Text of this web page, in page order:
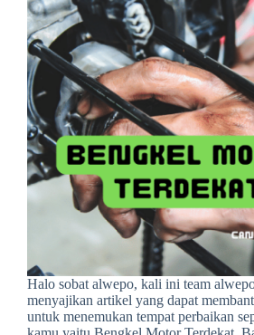
Halo sobat alwepo, kali ini team
menyajikan artikel yang dapat
untuk menemukan tempat perbaikan